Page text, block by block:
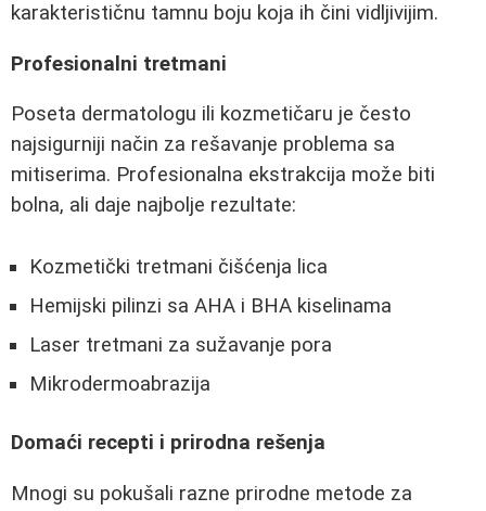
karakterističnu tamnu boju koja ih čini vidljivijim.
Profesionalni tretmani
Poseta dermatologu ili kozmetičaru je često
najsigurniji način za rešavanje problema sa
mitiserima. Profesionalna ekstrakcija može biti
bolna, ali daje najbolje rezultate:
Kozmetički tretmani čišćenja lica
Hemijski pilinzi sa AHA i BHA kiselinama
Laser tretmani za sužavanje pora
Mikrodermoabrazija
Domaći recepti i prirodna rešenja
Mnogi su pokušali razne prirodne metode za